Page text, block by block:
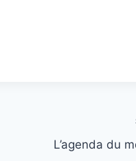
L’agenda du